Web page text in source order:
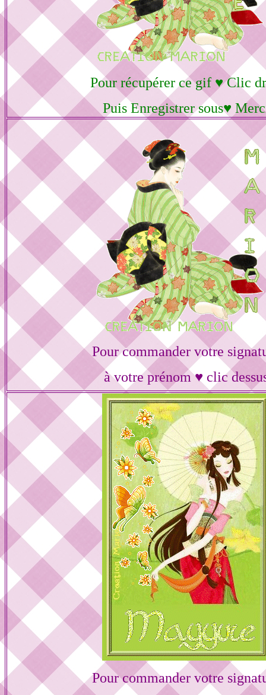
Pour récupérer ce gif ♥ Clic
Puis Enregistrer sous♥
Pour commander votre
à votre prénom ♥ clic
Pour commander votre